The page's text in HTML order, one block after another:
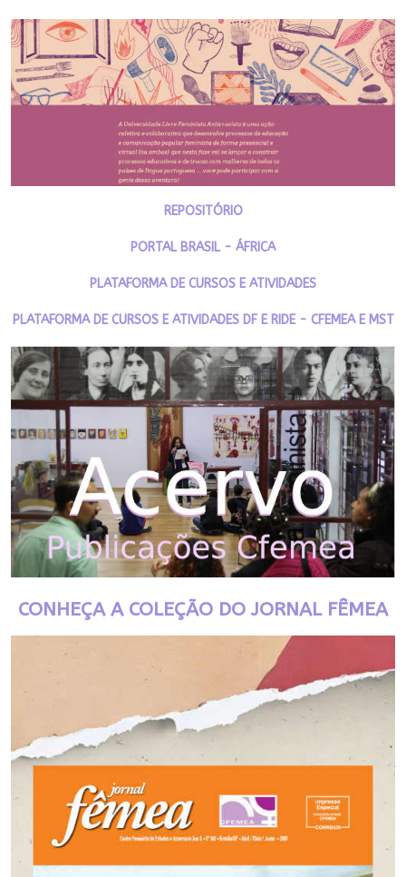
REPOSITÓRIO
PORTAL BRASIL - ÁFRICA
PLATAFORMA DE CURSOS E ATIVIDADES
PLATAFORMA DE CURSOS E ATIVIDADES DF E RIDE - CFEMEA E MST
CONHEÇA A COLEÇÃO DO JORNAL FÊMEA